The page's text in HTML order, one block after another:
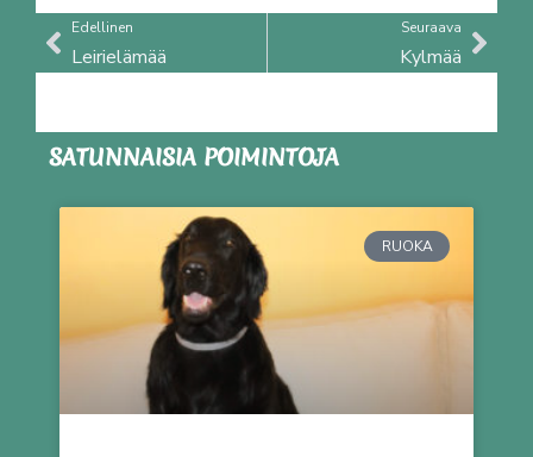
Prev
Edellinen
Leirielämää
Seuraava
Kylmää
SATUNNAISIA POIMINTOJA
RUOKA